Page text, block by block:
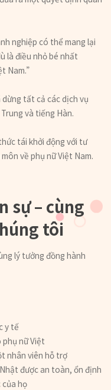
nghiệp có thể mang lại
là điều nhỏ bé nhất
Nam.”
tất cả các dịch vụ
và tiếng Hàn.
tái khởi động với tư
về phụ nữ Việt Nam.
sự – cùng
tôi
lý tưởng đồng hành
y tế
phụ nữ Việt
nhân viên hỗ trợ
được an toàn, ổn định
họ